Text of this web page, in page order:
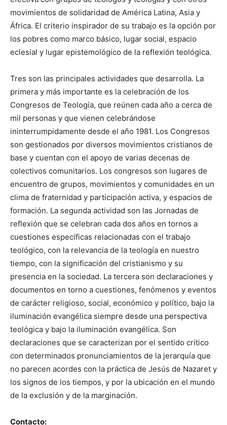
movimientos de solidaridad de América Latina, Asia y
África. El criterio inspirador de su trabajo es la opción por
los pobres como marco básico, lugar social, espacio
eclesial y lugar epistemológico de la reflexión teológica.
Tres son las principales actividades que desarrolla. La
primera y más importante es la celebración de los
Congresos de Teología, que reúnen cada año a cerca de
mil personas y que vienen celebrándose
ininterrumpidamente desde el año 1981. Los Congresos
son gestionados por diversos movimientos cristianos de
base y cuentan con el apoyo de varias decenas de
colectivos comunitarios. Los congresos son lugares de
encuentro de grupos, movimientos y comunidades en un
clima de fraternidad y participación activa, y espacios de
formación. La segunda actividad son las Jornadas de
reflexión que se celebran cada dos años en tornos a
cuestiones específicas relacionadas con el trabajo
teológico, con la relevancia de la teología en nuestro
tiempo, con la significación del cristianismo y su
presencia en la sociedad. La tercera son declaraciones y
documentos en torno a cuestiones, fenómenos y eventos
de carácter religioso, social, económico y político, bajo la
iluminación evangélica siempre desde una perspectiva
teológica y bajo la iluminación evangélica. Son
declaraciones que se caracterizan por el sentido crítico
con determinados pronunciamientos de la jerarquía que
no parecen acordes con la práctica de Jesús de Nazaret y
los signos de los tiempos, y por la ubicación en el mundo
de la exclusión y de la marginación.
Contacto: